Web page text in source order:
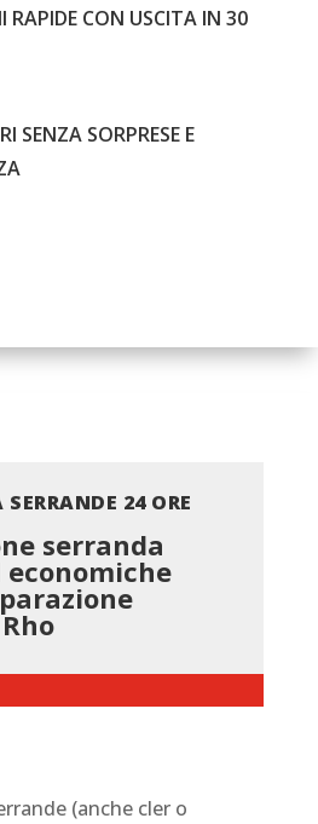
RAPIDE CON USCITA IN 30
SENZA SORPRESE E
24 ORE
serranda
economiche
(anche cler o